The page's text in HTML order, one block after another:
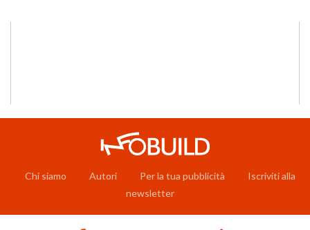
Chi siamo Autori Per la tua pubblicità
Iscriviti alla
newsletter